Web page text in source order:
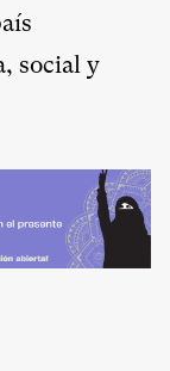
social y